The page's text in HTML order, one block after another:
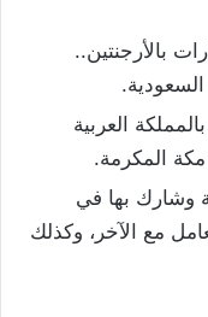
بالأرجنتين..
العربية
المكرمة.
وشارك بها في
مع الآخر، وكذلك